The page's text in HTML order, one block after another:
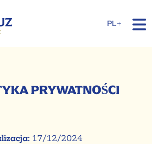
PL+
PRYWATNOŚCI
17/12/2024